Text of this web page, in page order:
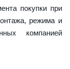
покупки при
режима и
компанией